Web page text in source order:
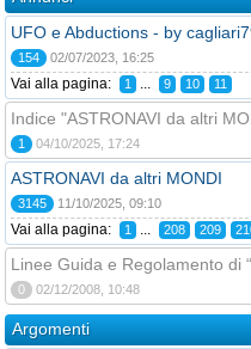
UFO e Abductions - by
154 02/07/2023, 16:25
Vai alla pagina: 1 ... 9 10 11
Indice "ASTRONAVI da altri
1 04/10/2025, 17:24
ASTRONAVI da altri MONDI
3145 11/10/2025, 09:10
Vai alla pagina: 1 ... 208 209
Linee Guida e Regolamento di
0 02/12/2008, 10:48
Argomenti